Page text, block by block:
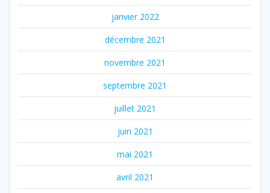
janvier 2022
décembre 2021
novembre 2021
septembre 2021
juillet 2021
juin 2021
mai 2021
avril 2021